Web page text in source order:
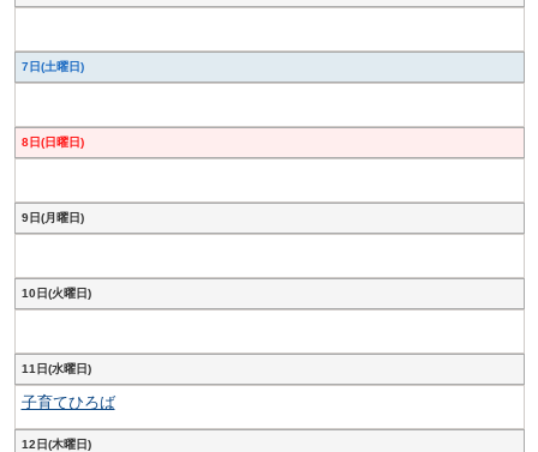
7日(土曜日)
8日(日曜日)
9日(月曜日)
10日(火曜日)
11日(水曜日)
子育てひろば
12日(木曜日)